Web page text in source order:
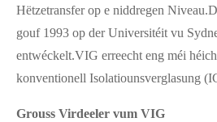
Hëtzetransfer op e niddregen Niveau.
gouf 1993 op der Universitéit vu
entwéckelt.VIG erreecht eng méi
konventionell Isolatiounsverglasung
Grouss Virdeeler vum VIG